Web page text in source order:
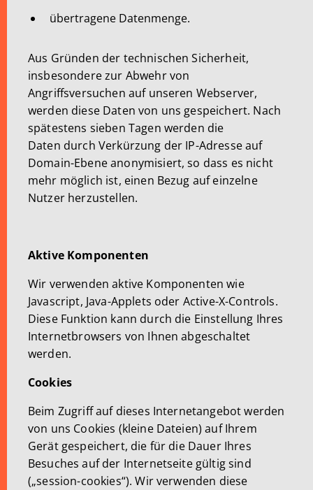
übertragene Datenmenge.
Aus Gründen der technischen Sicherheit,
insbesondere zur Abwehr von
Angriffsversuchen auf unseren Webserver,
werden diese Daten von uns gespeichert. Nach
spätestens sieben Tagen werden die
Daten durch Verkürzung der IP-Adresse auf
Domain-Ebene anonymisiert, so dass es nicht
mehr möglich ist, einen Bezug auf einzelne
Nutzer herzustellen.
Aktive Komponenten
Wir verwenden aktive Komponenten wie
Javascript, Java-Applets oder Active-X-Controls.
Diese Funktion kann durch die Einstellung Ihres
Internetbrowsers von Ihnen abgeschaltet
werden.
Cookies
Beim Zugriff auf dieses Internetangebot werden
von uns Cookies (kleine Dateien) auf Ihrem
Gerät gespeichert, die für die Dauer Ihres
Besuches auf der Internetseite gültig sind
(„session-cookies“). Wir verwenden diese